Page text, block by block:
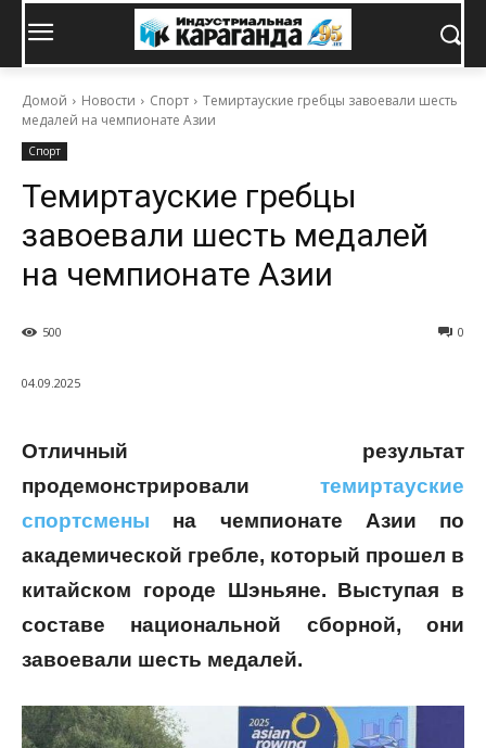
Домой Новости Спорт
Темиртауские гребцы завоевали шесть
медалей на чемпионате Азии
Спорт
Темиртауские гребцы
завоевали шесть медалей
на чемпионате Азии
0
500
04.09.2025
Отличный результат
продемонстрировали темиртауские
спортсмены на чемпионате Азии по
академической гребле, который прошел в
китайском городе Шэньяне. Выступая в
составе национальной сборной, они
завоевали шесть медалей.